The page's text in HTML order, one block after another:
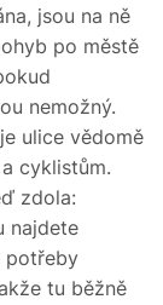
jsou na ně
po městě
nemožný.
ulice vědomě
cyklistům.
zdola:
najdete
potřeby
tu běžně